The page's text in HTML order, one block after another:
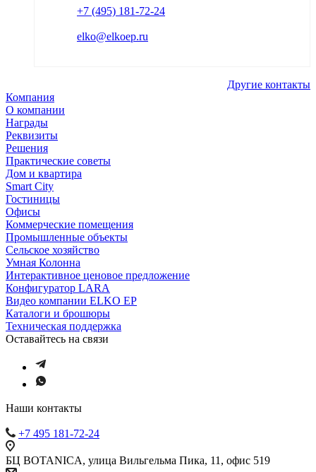
+7 (495) 181-72-24
elko@elkoep.ru
Другие контакты
Компания
О компании
Награды
Реквизиты
Решения
Практические советы
Дом и квартира
Smart City
Гостиницы
Офисы
Коммерческие помещения
Промышленные объекты
Cельское хозяйство
Умная Колонна
Интерактивное ценовое предложение
Конфигуратор LARA
Видео компании ELKO EP
Каталоги и брошюры
Техническая поддержка
Оставайтесь на связи
Наши контакты
+7 495 181-72-24
БЦ BOTANICA, улица Вильгельма Пика, 11, офис 519